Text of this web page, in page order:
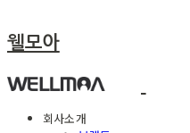
웰모아
회사소개